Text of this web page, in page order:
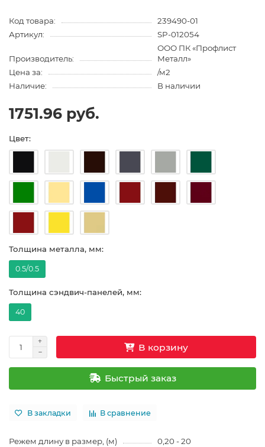
Код товара:
239490-01
Артикул:
SP-012054
Производитель:
ООО ПК «Профлист
Металл»
Цена за:
/м2
Наличие:
В наличии
1751.96 руб.
Цвет:
Толщина металла, мм:
0.5/0.5
Толщина сэндвич-панелей, мм:
40
В корзину
Быстрый заказ
В закладки В сравнение
Режем длину в размер, (м)
0,20 - 20